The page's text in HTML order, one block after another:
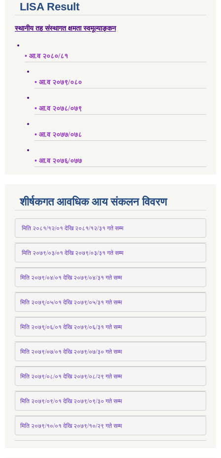
LISA Result
स्थानीय तह संस्थागत क्षमता स्वमूल्याङ्कन
• आ.व २०८०/८१
• आ.व २०७९/०८०
• आ.व २०७८/०७९
• आ.व २०७७/०७८
• आ.व २०७६/०७७
शीर्षकगत आवधिक आय संकलन विवरण
मिति २०८१/१२/०१ देखि २०८१/१२/३१ गते सम्म
मिति २०७९/०३/०१ देखि २०७९/०३/३१ गते सम्म
मिति २०७९/०४/०१ देखि २०७९/०४/३१ गते सम्म
मिति २०७९्/०५/०१ देखि २०७९/०५/३१ गते सम्म
मिति २०७९्/०६/०१ देखि २०७९/०६/३१ गते सम्म
मिति २०७९/०७/०१ देखि २०७९/०७/३० गते सम्म
मिति २०७९/०८/०१ देखि २०७९/०८/२९ गते सम्म
मिति २०७९/०९/०१ देखि २०७९/०९/३० गते सम्म
मिति २०७९/१०/०१ देखि २०७९/१०/२९ गते सम्म